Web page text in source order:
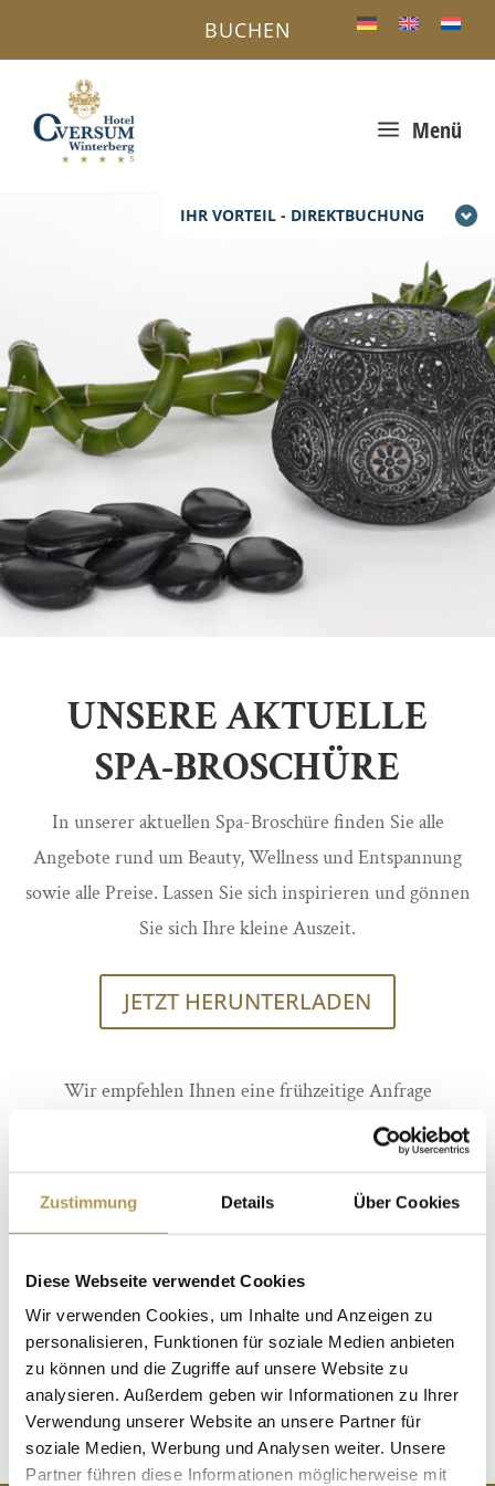
Zustimmung Details Über Cookies
Diese Webseite verwendet Cookies
Wir verwenden Cookies, um Inhalte und Anzeigen zu
personalisieren, Funktionen für soziale Medien anbieten
zu können und die Zugriffe auf unsere Website zu
analysieren. Außerdem geben wir Informationen zu Ihrer
Verwendung unserer Website an unsere Partner für
soziale Medien, Werbung und Analysen weiter. Unsere
Partner führen diese Informationen möglicherweise mit
IHR VORTEIL - DIREKTBUCHUNG
a Menü
BUCHEN
UNSERE AKTUELLE
SPA-BROSCHÜRE
In unserer aktuellen Spa-Broschüre finden Sie alle
Angebote rund um Beauty, Wellness und Entspannung
sowie alle Preise. Lassen Sie sich inspirieren und gönnen
Sie sich Ihre kleine Auszeit.
JETZT HERUNTERLADEN
Wir empfehlen Ihnen eine frühzeitige Anfrage
gewünschter Behandlungen – am besten von zu Hause
aus. Gerne senden Sie Ihre Anfrage mit Buchungsname,
Reisetermin, Wunschbehandlung und Wunschtermin
anwellness@oversum-vitalresort.de. Vielen Dank
!PS: Bitte geben Sie uns auch bereits bei Buchung
Hinweise über Ihren Gesundheitszustand: hierzu zählen
Allergien, Schwangerschaft, hoher Blutdruck oder
ähnliches.